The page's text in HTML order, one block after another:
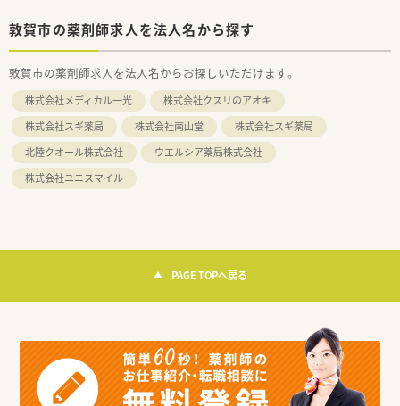
敦賀市の薬剤師求人を法人名から探す
敦賀市の薬剤師求人を法人名からお探しいただけます。
株式会社メディカル一光
株式会社クスリのアオキ
株式会社スギ薬局
株式会社南山堂
株式会社スギ薬局
北陸クオール株式会社
ウエルシア薬局株式会社
株式会社ユニスマイル
PAGE TOPへ戻る